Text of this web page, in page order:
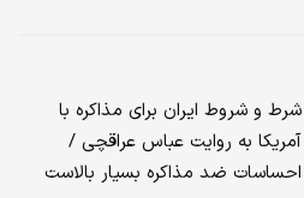
شرط و شروط ایران برای مذاکره با
آمریکا به روایت عباس عراقچی /
احساسات ضد مذاکره بسیار بالاست